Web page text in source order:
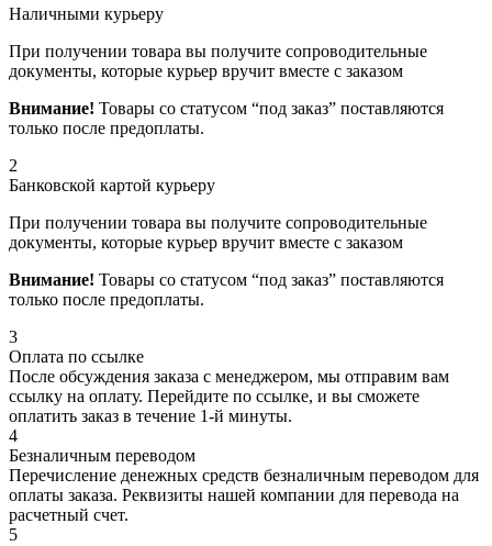
Наличными курьеру
При получении товара вы получите сопроводительные
документы, которые курьер вручит вместе с заказом
Внимание! Товары со статусом “под заказ” поставляются
только после предоплаты.
2
Банковской картой курьеру
При получении товара вы получите сопроводительные
документы, которые курьер вручит вместе с заказом
Внимание! Товары со статусом “под заказ” поставляются
только после предоплаты.
3
Оплата по ссылке
После обсуждения заказа с менеджером, мы отправим вам
ссылку на оплату. Перейдите по ссылке, и вы сможете
оплатить заказ в течение 1-й минуты.
4
Безналичным переводом
Перечисление денежных средств безналичным переводом для
оплаты заказа. Реквизиты нашей компании для перевода на
расчетный счет.
5